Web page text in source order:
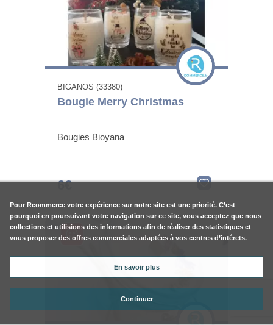
BIGANOS (33380)
Bougie Merry Christmas
Bougies Bioyana
6€
Pour Rcommerce votre expérience sur notre site est une priorité. C’est
pourquoi en poursuivant votre navigation sur ce site, vous acceptez que nous
collections et utilisions des informations afin de réaliser des statistiques et
vous proposer des offres commerciales adaptées à vos centres d’intérets.
En savoir plus
Continuer